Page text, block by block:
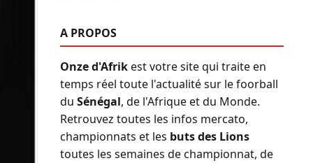
A PROPOS
Onze d'Afrikest votre site qui traite en
temps réel toute l'actualité sur le foorball
du Sénégal, de l'Afrique et du Monde.
Retrouvez toutes les infos mercato,
championnats et les buts des Lions
toutes les semaines de championnat, de